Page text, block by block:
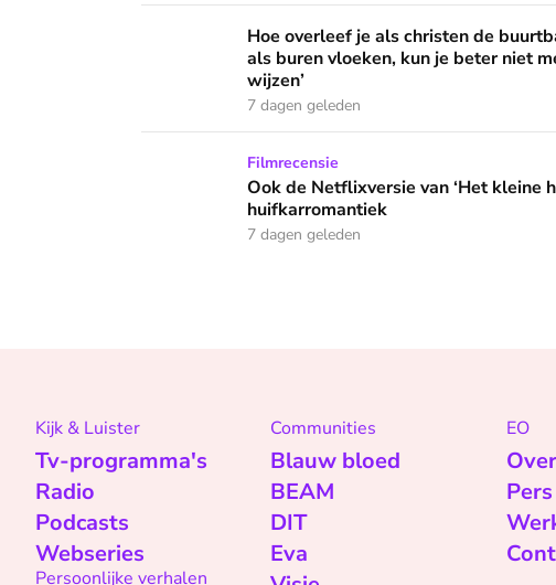
Hoe overleef je als christen de buurtbarbecue?
Hoe overleef je als christen de
als buren vloeken, kun je beter niet
wijzen’
7 dagen geleden
Ook de Netflixversie van ‘Het kleine huis’ biedt fijne
Filmrecensie
Ook de Netflixversie van ‘Het kleine
huifkarromantiek
7 dagen geleden
Kijk & Luister
Tv-programma's
Radio
Podcasts
Webseries
Persoonlijke verhalen
Communities
Blauw bloed
BEAM
DIT
Eva
EO
Pers